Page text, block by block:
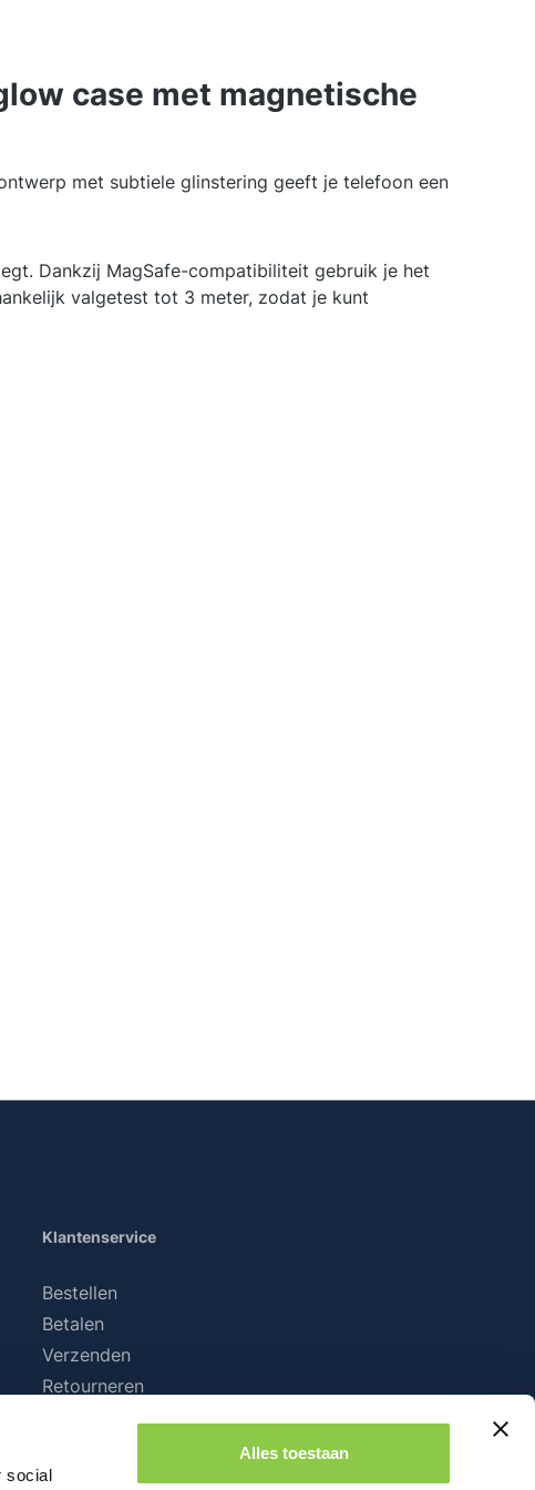
social
Alles toestaan
case met magnetische
met subtiele glinstering geeft je telefoon een
Dankzij MagSafe-compatibiliteit gebruik je het
valgetest tot 3 meter, zodat je kunt
Klantenservice
Bestellen
Betalen
Verzenden
Retourneren